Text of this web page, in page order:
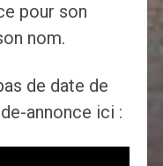
pour son
nom.
de date de
annonce ici :